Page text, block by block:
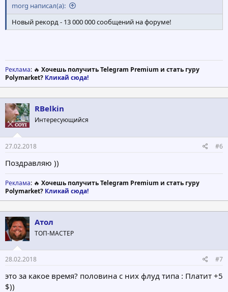
morg написал(а):
Новый рекорд - 13 000 000 сообщений на форуме!
Реклама: 🔥 Хочешь получить Telegram Premium и стать гуру
Polymarket? Кликай сюда!
RBelkin
Интересующийся
27.02.2018 #6
Поздравляю ))
Реклама: 🔥 Хочешь получить Telegram Premium и стать гуру
Polymarket? Кликай сюда!
Атол
ТОП-МАСТЕР
28.02.2018 #7
это за какое время? половина с них флуд типа : Платит +5
$))